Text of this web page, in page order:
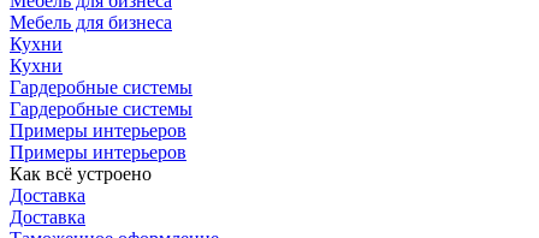
Мебель для бизнеса
Кухни
Кухни
Гардеробные системы
Гардеробные системы
Примеры интерьеров
Примеры интерьеров
Как всё устроено
Доставка
Доставка